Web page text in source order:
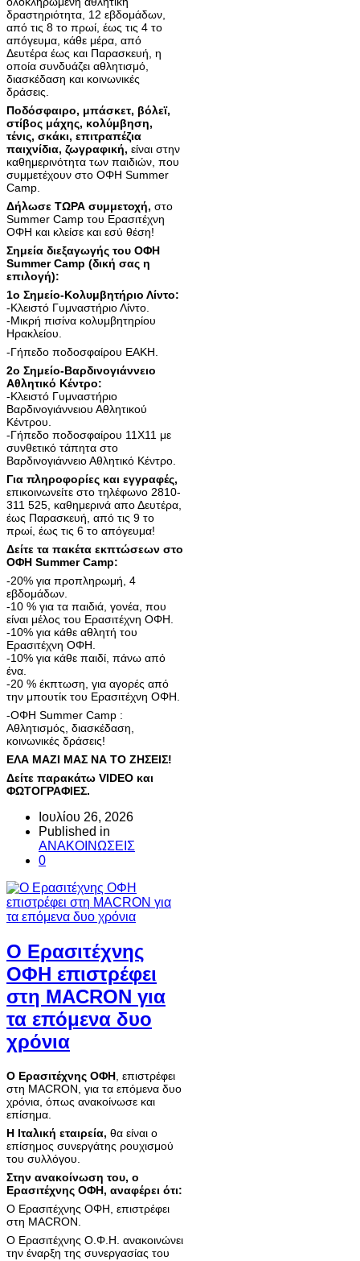
δραστηριότητα, 12 εβδομάδων,
από τις 8 το πρωί, έως τις 4 το
απόγευμα, κάθε μέρα, από
Δευτέρα έως και Παρασκευή, η
οποία συνδυάζει αθλητισμό,
διασκέδαση και κοινωνικές
δράσεις.
Ποδόσφαιρο, μπάσκετ, βόλεϊ,
στίβος μάχης, κολύμβηση,
τένις, σκάκι, επιτραπέζια
παιχνίδια, ζωγραφική, είναι στην
καθημερινότητα των παιδιών, που
συμμετέχουν στο ΟΦΗ Summer
Camp.
Δήλωσε ΤΩΡΑ συμμετοχή, στο
Summer Camp του Ερασιτέχνη
ΟΦΗ και κλείσε και εσύ θέση!
Σημεία διεξαγωγής του ΟΦΗ
Summer Camp (δική σας η
επιλογή):
1ο Σημείο-Κολυμβητήριο Λίντο:
-Κλειστό Γυμναστήριο Λίντο.
-Μικρή πισίνα κολυμβητηρίου
Ηρακλείου.
-Γήπεδο ποδοσφαίρου ΕΑΚΗ.
2o Σημείο-Βαρδινογιάννειο
Αθλητικό Κέντρο:
-Κλειστό Γυμναστήριο
Βαρδινογιάννειου Αθλητικού
Κέντρου.
-Γήπεδο ποδοσφαίρου 11Χ11 με
συνθετικό τάπητα στο
Βαρδινογιάννειο Αθλητικό Κέντρο.
Για πληροφορίες και εγγραφές,
επικοινωνείτε στο τηλέφωνο 2810-
311 525, καθημερινά απο Δευτέρα,
έως Παρασκευή, από τις 9 το
πρωί, έως τις 6 το απόγευμα!
Δείτε τα πακέτα εκπτώσεων στο
ΟΦΗ Summer Camp:
-20% για προπληρωμή, 4
εβδομάδων.
-10 % για τα παιδιά, γονέα, που
είναι μέλος του Ερασιτέχνη ΟΦΗ.
-10% για κάθε αθλητή του
Ερασιτέχνη ΟΦΗ.
-10% για κάθε παιδί, πάνω από
ένα.
-20 % έκπτωση, για αγορές από
την μπουτίκ του Ερασιτέχνη ΟΦΗ.
-ΟΦΗ Summer Camp :
Αθλητισμός, διασκέδαση,
κοινωνικές δράσεις!
ΕΛΑ ΜΑΖΙ ΜΑΣ ΝΑ ΤΟ ΖΗΣΕΙΣ!
Δείτε παρακάτω VIDEO και
ΦΩΤΟΓΡΑΦΙΕΣ.
Ιουλίου 26, 2026
Published in
ΑΝΑΚΟΙΝΩΣΕΙΣ
0
Ο Ερασιτέχνης
ΟΦΗ επιστρέφει
στη MACRON για
τα επόμενα δυο
χρόνια
Ο Ερασιτέχνης ΟΦΗ , επιστρέφει
στη MACRON, για τα επόμενα δυο
χρόνια, όπως ανακοίνωσε και
επίσημα.
Η Ιταλική εταιρεία, θα είναι ο
επίσημος συνεργάτης ρουχισμού
του συλλόγου.
Στην ανακοίνωση του, ο
Ερασιτέχνης ΟΦΗ, αναφέρει ότι:
Ο Ερασιτέχνης ΟΦΗ, επιστρέφει
στη MACRON.
Ο Ερασιτέχνης Ο.Φ.Η. ανακοινώνει
την έναρξη της συνεργασίας του